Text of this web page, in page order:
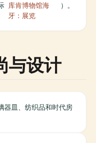
库肯博物馆海
牙：展览
）。
与设计
器皿、纺织品和时代房